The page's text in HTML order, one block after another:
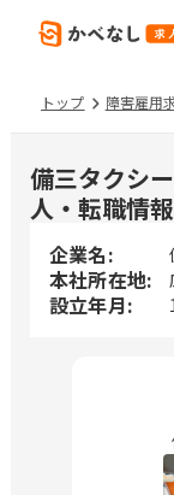
トップ 障害雇用
備三タクシ
人・転職情報
企業名:
本社所在地:
設立年月: